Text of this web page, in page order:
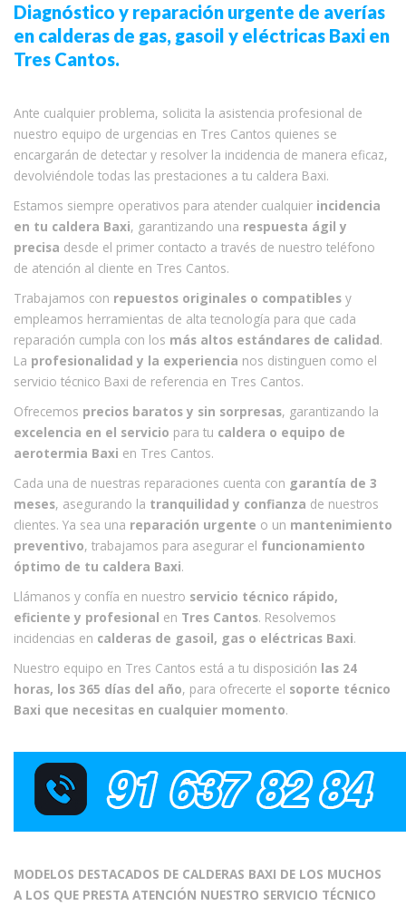
Diagnóstico y reparación urgente de averías
en calderas de gas, gasoil y eléctricas Baxi en
Tres Cantos.
Ante cualquier problema, solicita la asistencia profesional de
nuestro equipo de urgencias en Tres Cantos quienes se
encargarán de detectar y resolver la incidencia de manera eficaz,
devolviéndole todas las prestaciones a tu caldera Baxi.
Estamos siempre operativos para atender cualquier incidencia
en tu caldera Baxi, garantizando una respuesta ágil y
precisa desde el primer contacto a través de nuestro teléfono
de atención al cliente en Tres Cantos.
Trabajamos con repuestos originales o compatibles y
empleamos herramientas de alta tecnología para que cada
reparación cumpla con los más altos estándares de calidad.
La profesionalidad y la experiencia nos distinguen como el
servicio técnico Baxi de referencia en Tres Cantos.
Ofrecemos precios baratos y sin sorpresas, garantizando la
excelencia en el servicio para tu caldera o equipo de
aerotermia Baxi en Tres Cantos.
Cada una de nuestras reparaciones cuenta con garantía de 3
meses, asegurando la tranquilidad y confianza de nuestros
clientes. Ya sea una reparación urgente o un mantenimiento
preventivo, trabajamos para asegurar el funcionamiento
óptimo de tu caldera Baxi.
Llámanos y confía en nuestro servicio técnico rápido,
eficiente y profesional en Tres Cantos. Resolvemos
incidencias en calderas de gasoil, gas o eléctricas Baxi.
Nuestro equipo en Tres Cantos está a tu disposición las 24
horas, los 365 días del año, para ofrecerte el soporte técnico
Baxi que necesitas en cualquier momento.
MODELOS DESTACADOS DE CALDERAS BAXI DE LOS MUCHOS
A LOS QUE PRESTA ATENCIÓN NUESTRO SERVICIO TÉCNICO